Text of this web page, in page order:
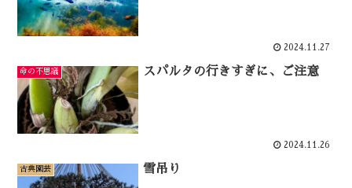
2024.11.27
命の不思議 スパルタの行きすぎに、ご注意
2024.11.26
古典園芸 雪吊り